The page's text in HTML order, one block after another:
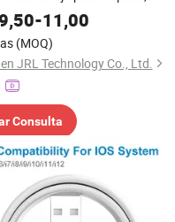
para teléfono celular
-11,00
(MOQ)
JRL Technology Co., Ltd.
Consulta